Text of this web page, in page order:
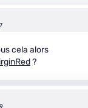
cela alors
?